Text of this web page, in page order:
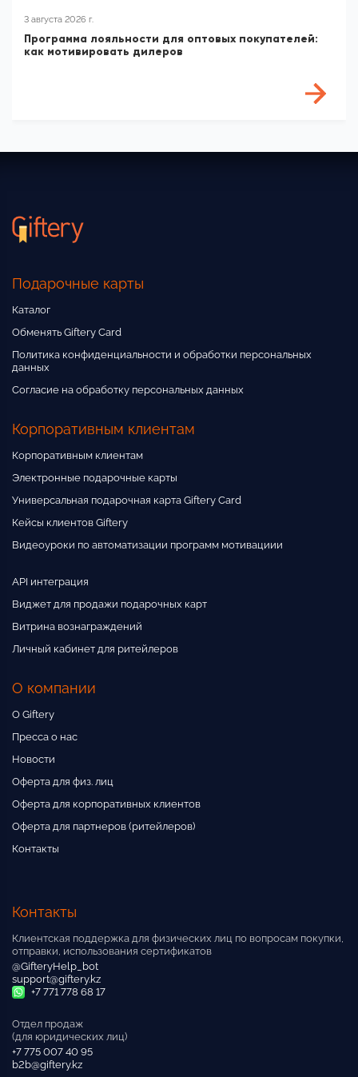
3 августа 2026 г.
Программа лояльности для оптовых покупателей:
как мотивировать дилеров
Подарочные карты
Каталог
Обменять Giftery Card
Политика конфиденциальности и обработки персональных
данных
Согласие на обработку персональных данных
Корпоративным клиентам
Корпоративным клиентам
Электронные подарочные карты
Универсальная подарочная карта Giftery Card
Кейсы клиентов Giftery
Видеоуроки по автоматизации программ мотивациии
API интеграция
Виджет для продажи подарочных карт
Витрина вознаграждений
Личный кабинет для ритейлеров
О компании
О Giftery
Пресса о нас
Новости
Оферта для физ. лиц
Оферта для корпоративных клиентов
Оферта для партнеров (ритейлеров)
Контакты
Контакты
Клиентская поддержка для физических лиц по вопросам покупки,
отправки, использования сертификатов
@GifteryHelp_bot
support@giftery.kz
+7 771 778 68 17
Отдел продаж
(для юридических лиц)
+7 775 007 40 95
b2b@giftery.kz